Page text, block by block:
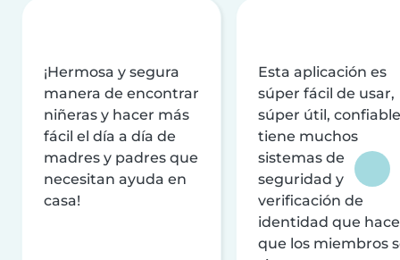
¡Hermosa y segura
manera de encontrar
niñeras y hacer más
fácil el día a día de
madres y padres que
necesitan ayuda en
casa!
Esta aplicación es
súper fácil de usar,
súper útil,
tiene muchos
sistemas de
seguridad y
verificación de
identidad que
que los miembros